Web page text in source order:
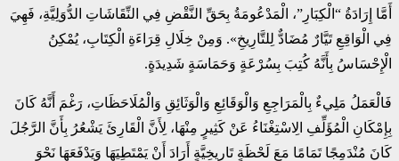
أَمَّا إِرَادَةُ “الْكِبَارِ”، الْمَدْعُومَةُ بِحَقِّ النَّقْضِ فِي النِّقَاشَاتِ الدُّوَلِيَّةِ، فَهِيَ
فِي الْوَاقِعِ تَيَّارٌ مُضَادٌّ لِلتَّارِيخِ». وَمِنْ خِلَالِ قِرَاءَةِ الْكِتَابِ، يُمْكِنُ
الْإِحْسَاسُ بِأَنَّهُ كُتِبَ بِسُرْعَةٍ وَحَمَاسَةٍ شَدِيدَةٍ.
فَالْعَمَلُ مَلِيءٌ بِالْمَرَاجِعِ وَالْوَقَائِعِ وَالْوَثَائِقِ وَالْمُلَاحَظَاتِ، رَغْمَ أَنَّهُ كَانَ
بِإِمْكَانِ الْمُؤَلِّفِ الِاسْتِغْنَاءُ عَنْ كَثِيرٍ مِنْهَا، لِأَنَّ الْقَارِئَ يَشْعُرُ بِأَنَّ الرَّجُلَ
كَانَ مُنْدَمِجًا تَمَامًا مَعَ لَحْظَةٍ تَارِيخِيَّةٍ أَرَادَ أَنْ يَمْتَطِيَهَا وَيَدْفَعَهَا نَحْوَ